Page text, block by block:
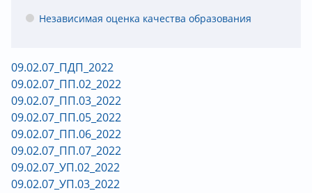
Независимая оценка качества образования
09.02.07_ПДП_2022
09.02.07_ПП.02_2022
09.02.07_ПП.03_2022
09.02.07_ПП.05_2022
09.02.07_ПП.06_2022
09.02.07_ПП.07_2022
09.02.07_УП.02_2022
09.02.07_УП.03_2022